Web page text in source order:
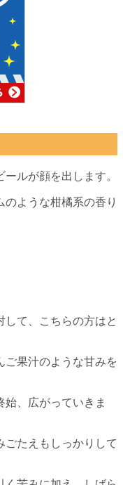
ルが顔を出します。
ような柑橘系の香り
して、こちらの方はと
ご果汁のような甘みを
、広がっていきま
ごたえもしっかりして